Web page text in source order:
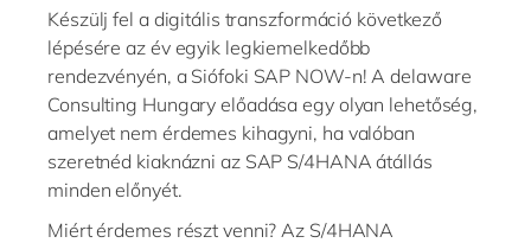
Készülj fel a digitális transzformáció következő
lépésére az év egyik legkiemelkedőbb
rendezvényén, a Siófoki SAP NOW-n! A delaware
Consulting Hungary előadása egy olyan lehetőség,
amelyet nem érdemes kihagyni, ha valóban
szeretnéd kiaknázni az SAP S/4HANA átállás
minden előnyét.
Miért érdemes részt venni? Az S/4HANA